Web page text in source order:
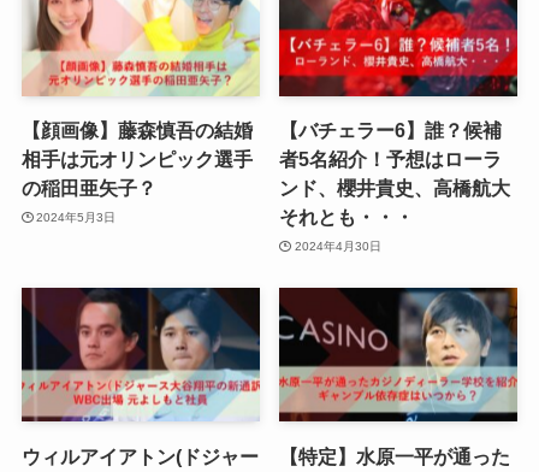
【顔画像】藤森慎吾の結婚
相手は元オリンピック選手
の稲田亜矢子？
2024年5月3日
【バチェラー6】誰？候補
者5名紹介！予想はローラ
ンド、櫻井貴史、高橋航大
それとも・・・
2024年4月30日
ウィルアイアトン(ドジャー
【特定】水原一平が通った